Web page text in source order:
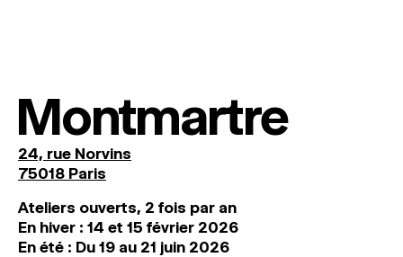
Montmartre
24, rue Norvins
75018 Paris
Ateliers ouverts, 2 fois par an
En hiver : 14 et 15 février 2026
En été : Du 19 au 21 juin 2026